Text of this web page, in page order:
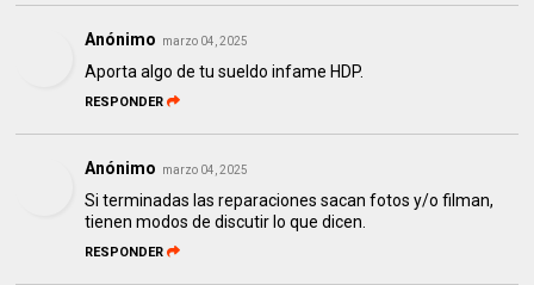
Anónimo marzo 04, 2025
Aporta algo de tu sueldo infame HDP.
RESPONDER
Anónimo marzo 04, 2025
Si terminadas las reparaciones sacan fotos y/o filman,
tienen modos de discutir lo que dicen.
RESPONDER